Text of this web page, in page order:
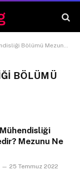
Mezunu Ne İş Yapar?"
BÖLÜMÜ
Mezunu Ne
25 Temmuz 2022